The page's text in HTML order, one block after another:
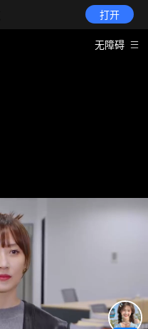
打开
无障碍